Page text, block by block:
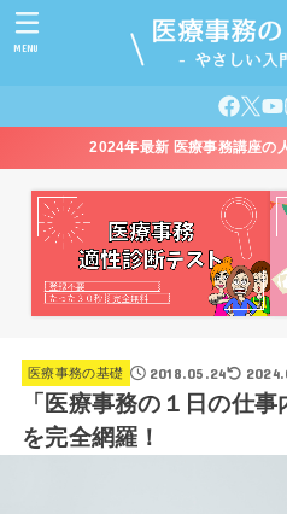
MENU
2024年最新 医療事務講座の
医療事務の基礎 2018.05.24
「医療事務の１日の仕
を完全網羅！